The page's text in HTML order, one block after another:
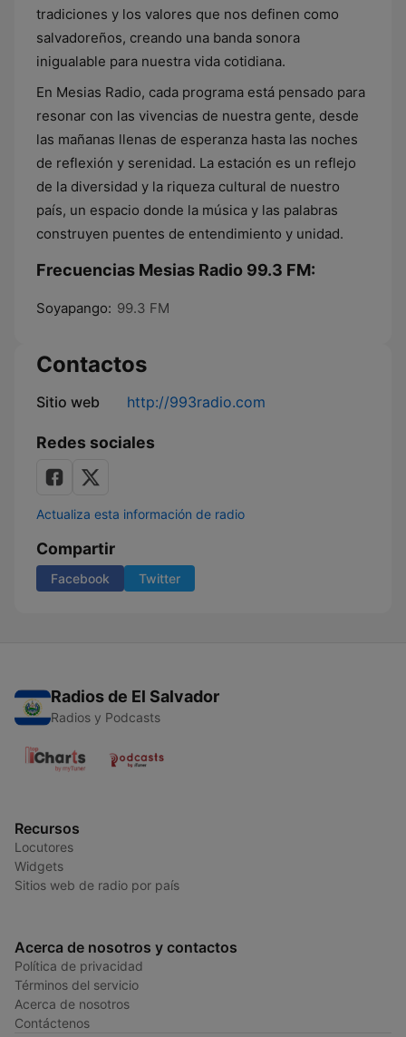
tradiciones y los valores que nos definen como
salvadoreños, creando una banda sonora
inigualable para nuestra vida cotidiana.
En Mesias Radio, cada programa está pensado para
resonar con las vivencias de nuestra gente, desde
las mañanas llenas de esperanza hasta las noches
de reflexión y serenidad. La estación es un reflejo
de la diversidad y la riqueza cultural de nuestro
país, un espacio donde la música y las palabras
construyen puentes de entendimiento y unidad.
Frecuencias Mesias Radio 99.3 FM:
Soyapango: 99.3 FM
Contactos
Sitio web http://993radio.com
Redes sociales
Actualiza esta información de radio
Compartir
Facebook Twitter
Radios de El Salvador
Radios y Podcasts
Recursos
Locutores
Widgets
Sitios web de radio por país
Acerca de nosotros y contactos
Política de privacidad
Términos del servicio
Acerca de nosotros
Contáctenos